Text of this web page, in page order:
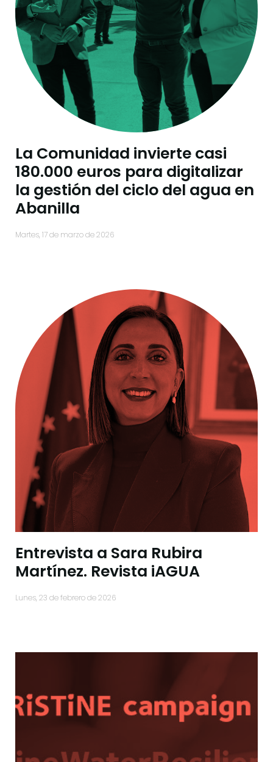
La Comunidad invierte casi
180.000 euros para digitalizar
la gestión del ciclo del agua en
Abanilla
martes, 17 de marzo de 2026
Entrevista a Sara Rubira
Martínez. Revista iAGUA
lunes, 23 de febrero de 2026